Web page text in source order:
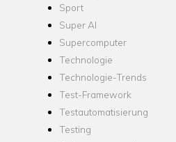
Sport
Super AI
Supercomputer
Technologie
Technologie-Trends
Test-Framework
Testautomatisierung
Testing